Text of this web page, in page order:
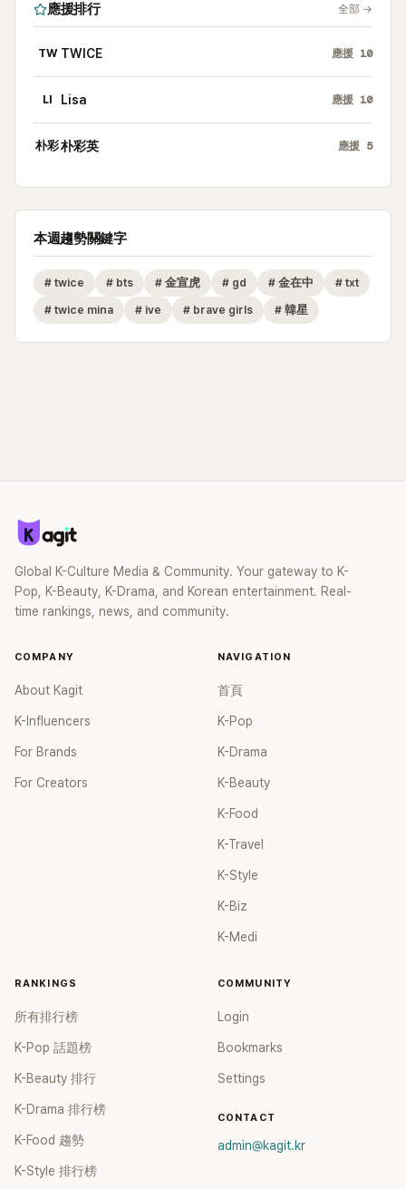
應援排行 全部 →
TW TWICE 應援 10
LI Lisa 應援 10
朴彩朴彩英 應援 5
本週趨勢關鍵字
# twice # bts # 金宣虎 # gd # 金在中 # txt
# twice mina # ive # brave girls # 韓星
Global K-Culture Media & Community. Your gateway to K-
Pop, K-Beauty, K-Drama, and Korean entertainment. Real-
time rankings, news, and community.
COMPANY
About Kagit
K-Influencers
For Brands
For Creators
NAVIGATION
首頁
K-Pop
K-Drama
K-Beauty
K-Food
K-Travel
K-Style
K-Biz
K-Medi
RANKINGS
所有排行榜
K-Pop 話題榜
K-Beauty 排行
K-Drama 排行榜
K-Food 趨勢
K-Style 排行榜
COMMUNITY
Login
Bookmarks
Settings
CONTACT
admin@kagit.kr